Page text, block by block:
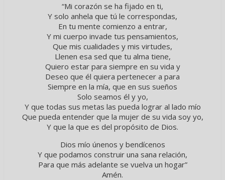
“Mi corazón se ha fijado en ti,
Y solo anhela que tú le correspondas,
En tu mente comienzo a entrar,
Y mi cuerpo invade tus pensamientos,
Que mis cualidades y mis virtudes,
Llenen esa sed que tu alma tiene,
Quiero estar para siempre en su vida y
Deseo que él quiera pertenecer a para
Siempre en la mía, que en sus sueños
Solo seamos él y yo,
Y que todas sus metas las pueda lograr al lado mío
Que pueda entender que la mujer de su vida soy yo,
Y que la que es del propósito de Dios.
Dios mío únenos y bendícenos
Y que podamos construir una sana relación,
Para que más adelante se vuelva un hogar”
Amén.